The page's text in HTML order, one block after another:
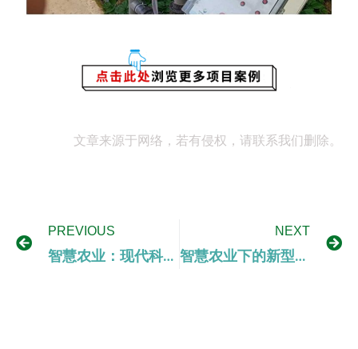
文章来源于网络，若有侵权，请联系我们删除。
PREVIOUS
智慧农业：现代科技与传统农业完美结合
NEXT
智慧农业下的新型耕作模式研究